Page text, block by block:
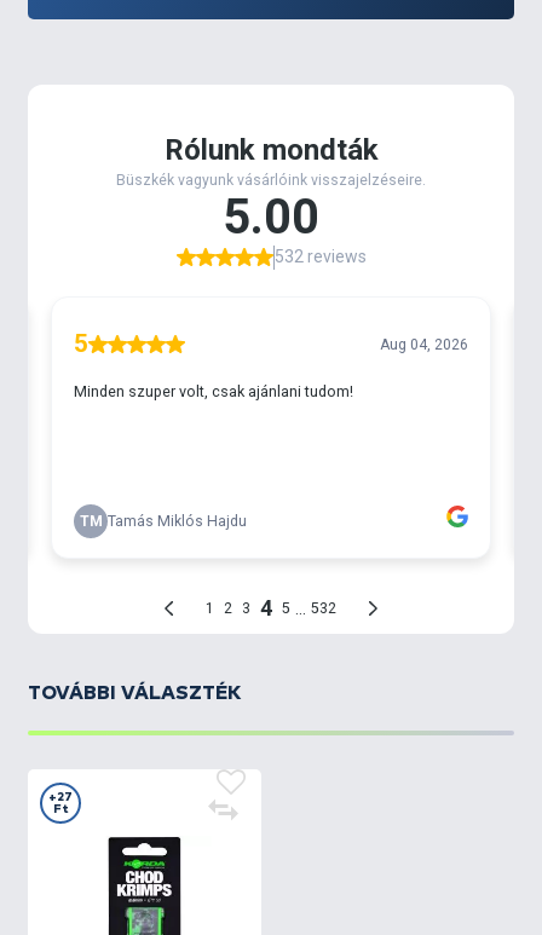
TOVÁBBI VÁLASZTÉK
+27
Ft